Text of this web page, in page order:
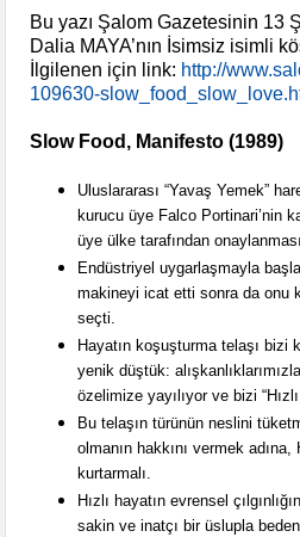
Bu yazı Şalom Gazetesinin 13
Dalia MAYA’nın İsimsiz isimli
İlgilenen için link: http://
109630-
Slow Food, Manifesto (1989)
Uluslararası “Yavaş Yemek”
kurucu üye Falco Portinari’nin
üye ülke tarafından
Endüstriyel uygarlaşmayla
makineyi icat etti sonra da onu
seçti.
Hayatın koşuşturma telaşı
yenik düştük:
özelimize yayılıyor ve bizi
Bu telaşın türünün neslini
olmanın hakkını vermek
kurtarmalı.
Hızlı hayatın evrensel
sakin ve inatçı bir üslupla